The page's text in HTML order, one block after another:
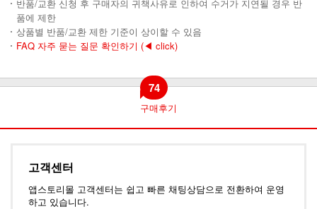
반품/교환 신청 후 구매자의 귀책사유로 인하여 수거가 지연될 경우 반
품에 제한
상품별 반품/교환 제한 기준이 상이할 수 있음
FAQ 자주 묻는 질문 확인하기 (◀ click)
구매후기
74
고객센터
앱스토리몰 고객센터는 쉽고 빠른 채팅상담으로 전환하여 운영
하고 있습니다.